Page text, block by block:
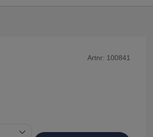
Artnr: 100841